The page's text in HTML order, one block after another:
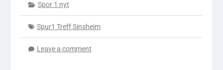
Spor 1 nyt
Spur1 Treff Sinsheim
Leave a comment